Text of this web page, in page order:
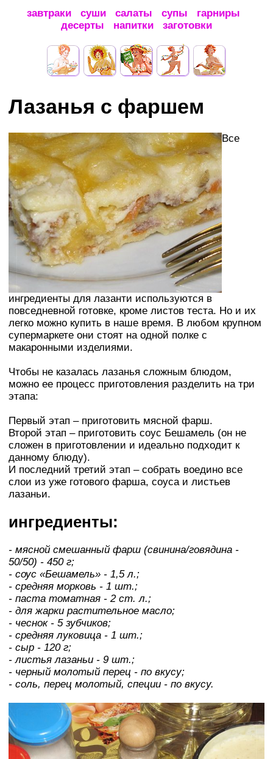
завтраки суши салаты супы
гарниры
десерты
напитки заготовки
Лазанья с фаршем
Все
ингредиенты для лазанти используются в
повседневной готовке, кроме листов теста. Но и их
легко можно купить в наше время. В любом крупном
супермаркете они стоят на одной полке с
макаронными изделиями.
Чтобы не казалась лазанья сложным блюдом,
можно ее процесс приготовления разделить на три
этапа:
Первый этап – приготовить мясной фарш.
Второй этап – приготовить соус Бешамель (он не
сложен в приготовлении и идеально подходит к
данному блюду).
И последний третий этап – собрать воедино все
слои из уже готового фарша, соуса и листьев
лазаньи.
ингредиенты:
- мясной смешанный фарш (свинина/говядина -
50/50) - 450 г;
- соус «Бешамель» - 1,5 л.;
- средняя морковь - 1 шт.;
- паста томатная - 2 ст. л.;
- для жарки растительное масло;
- чеснок - 5 зубчиков;
- средняя луковица - 1 шт.;
- сыр - 120 г;
- листья лазаньи - 9 шт.;
- черный молотый перец - по вкусу;
- соль, перец молотый, специи - по вкусу.